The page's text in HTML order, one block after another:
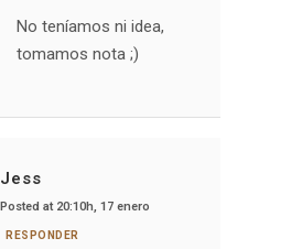
No teníamos ni idea,
tomamos nota ;)
Jess
Posted at 20:10h, 17 enero
RESPONDER